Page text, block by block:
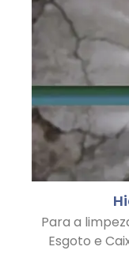
Para a
Esgoto e